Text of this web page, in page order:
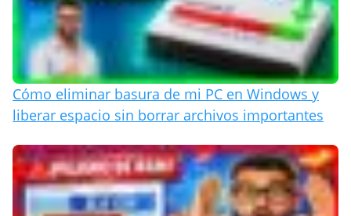
Cómo eliminar basura de mi PC en Windows y
liberar espacio sin borrar archivos importantes